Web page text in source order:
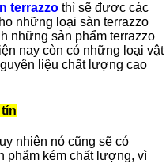
terrazzo thì sẽ được các
những loại sàn terrazzo
những sản phẩm terrazzo
nay còn có những loại vật
liệu chất lượng cao
nhiên nó cũng sẽ có
phẩm kém chất lượng, vì